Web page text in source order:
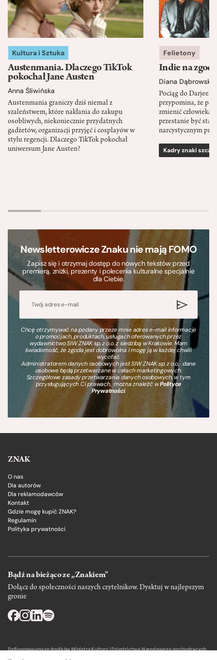
Kultura i Sztuka
Austenmania. Dlaczego TikTok
pokochał Jane Austen
Anna Śliwińska
Austenmania graniczy dziś niemal z
szaleństwem, które nakłania do zakupu
osobliwych, niekoniecznie przydatnych
gadżetów, organizacji przyjęć i cosplayów w
stylu regencji. Dlaczego TikTok pokochał
uniwersum Jane Austen?
Felietony
Indie na
Diana Dąbrowska
Pociąg do
przypomina, że
zmienić człowieka
przestanie być
narcystycznym
Kadry znaki
Newsletterowicze Znaku nie mają FOMO
Zapisz się i otrzymaj dostęp do nowych tekstów przed
premierą, zniżki, prezenty i polecenia kulturalne specjalnie
dla Ciebie.
Chcę otrzymywać na podany przeze mnie adres e-mail informacje
o promocjach, produktach, usługach oferowanych przez
wydawnictwo SIW ZNAK sp. z o.o. z siedzibą w Krakowie. Mam
świadomość, że zgoda jest dobrowolna i mogę ją w każdej chwili
wycofać.
Administratorem danych osobowych jest SIW ZNAK sp. z o.o., dane
osobowe będą przetwarzane w celach marketingowych.
Szczegółowe zasady przetwarzania danych osobowych, w tym
przysługujących Ci prawach, można znaleźć wPolityce
Prywatności.
ZNAK
O nas
Dla autorów
Dla reklamodawców
Kontakt
Gdzie mogę kupić ZNAK?
Regulamin
Polityka prywatności
Bądź na bieżąco ze „Znakiem”
Dołącz do społeczności naszych czytelnikow. Dysktuj w najlepszym
gronie
Dofinansowano ze środków Ministra Kultury i Dziedzictwa Narodowego pochodzących